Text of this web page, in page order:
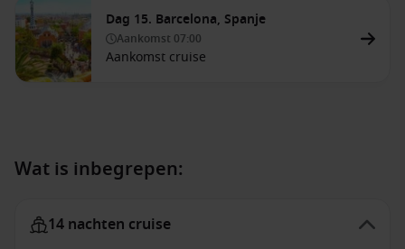
Dag 15. Barcelona, Spanje
Aankomst 07:00
Aankomst cruise
Wat is inbegrepen:
14 nachten cruise